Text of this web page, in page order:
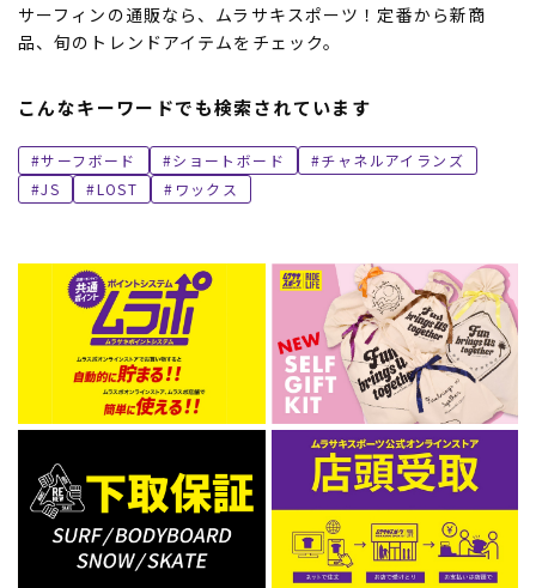
ー
お問い合わせ
ニュース
ムラサキスポーツ 公式アプリ
ポイント・クーポンもこのアプリで！
サーフィンの通販なら、ムラサキスポーツ！定番から新商
品、旬のトレンドアイテムをチェック。
こんなキーワードでも検索されています
サーフボード ショートボード
チャネルアイランズ
JS
LOST ワックス